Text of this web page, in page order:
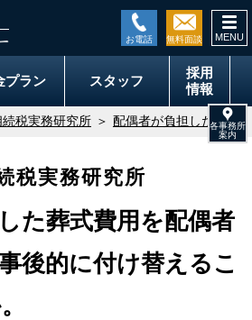
プラン スタッフ
採用
情報
税実務研究所 配偶者が負担した葬式
税実務研究所
た葬式費用を配偶者
後的に付け替えるこ